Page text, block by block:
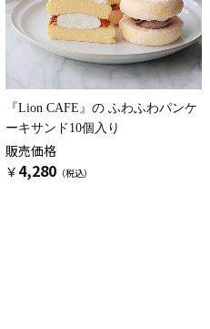
『Lion CAFE』の ふわふわパンケ
ーキサンド10個入り
販売価格
￥ 4,280